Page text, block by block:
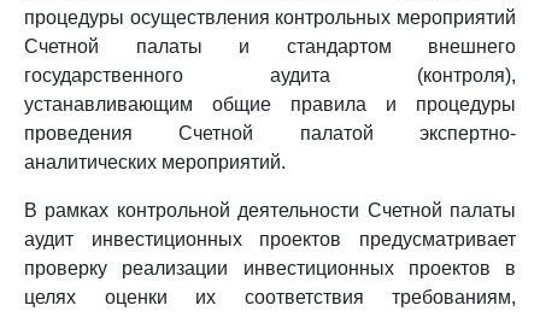
процедуры осуществления контрольных мероприятий
Счетной палаты и стандартом внешнего
государственного аудита (контроля),
устанавливающим общие правила и процедуры
проведения Счетной палатой экспертно-
аналитических мероприятий.
В рамках контрольной деятельности Счетной палаты
аудит инвестиционных проектов предусматривает
проверку реализации инвестиционных проектов в
целях оценки их соответствия требованиям,